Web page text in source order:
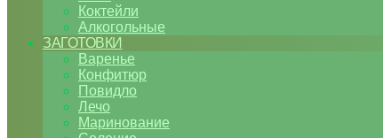
Коктейли
Алкогольные
ЗАГОТОВКИ
Варенье
Конфитюр
Повидло
Лечо
Маринование